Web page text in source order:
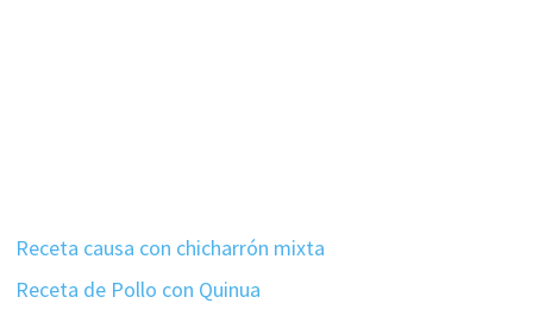
Receta causa con chicharrón mixta
Receta de Pollo con Quinua